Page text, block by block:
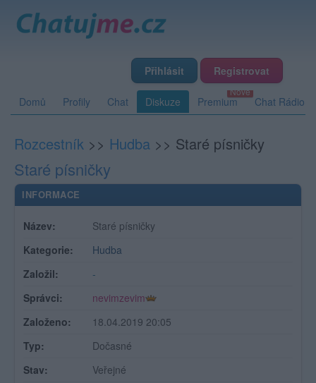
Přihlásit Registrovat
Domů Profily Chat Diskuze Premium Chat Rádio
Rozcestník >> Hudba >> Staré písničky
Staré písničky
INFORMACE
Název:
Staré písničky
Kategorie:
Hudba
Založil:
-
Správci:
nevimzevim
Založeno:
18.04.2019 20:05
Typ:
Dočasné
Stav:
Veřejné